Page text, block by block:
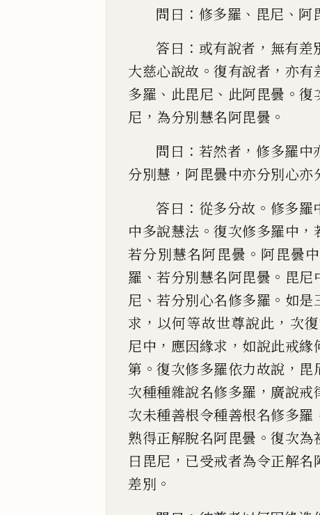
問曰 ： 修多羅 、 毘尼 、 阿
答曰 ： 或有說者 ， 無有差
大慈心說故 。復有說者 ， 亦有
多羅 、 此毘尼 、 此阿毘曇 。復
尼 ， 為分別慧名阿毘曇 。
問曰 ： 若然者 ，修多羅中
分別慧 ， 阿毘曇中亦分別心亦
答曰 ： 從多分故 。 修多羅
中多說慧法 。復次修多羅中 ，
若分別慧名阿 毘曇 。 阿毘曇中
羅 、若分別慧名阿毘曇 。 毘尼
尼 、若分別心名修多羅 。 如是
求 ， 以何等故世尊說此 ， 次
尼中 ， 應因緣求 ， 如說此戒緣
第 。復次修多羅依力故說 ， 毘
次種種雜說名修多羅 ， 廣說戒
次未種善根令種善根名修多羅
熟得正解脫名阿毘曇 。復次為
曰毘尼 ， 已受戒者為令正解名
差別 。